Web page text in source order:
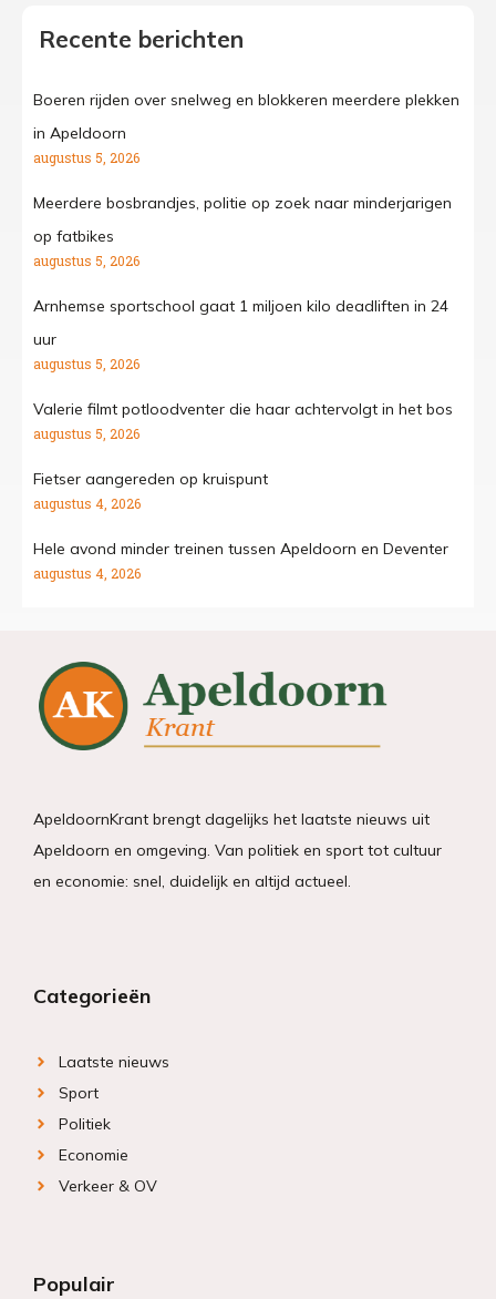
Recente berichten
Boeren rijden over snelweg en blokkeren meerdere plekken
in Apeldoorn
augustus 5, 2026
Meerdere bosbrandjes, politie op zoek naar minderjarigen
op fatbikes
augustus 5, 2026
Arnhemse sportschool gaat 1 miljoen kilo deadliften in 24
uur
augustus 5, 2026
Valerie filmt potloodventer die haar achtervolgt in het bos
augustus 5, 2026
Fietser aangereden op kruispunt
augustus 4, 2026
Hele avond minder treinen tussen Apeldoorn en Deventer
augustus 4, 2026
ApeldoornKrant brengt dagelijks het laatste nieuws uit
Apeldoorn en omgeving. Van politiek en sport tot cultuur
en economie: snel, duidelijk en altijd actueel.
Categorieën
Laatste nieuws
Sport
Politiek
Economie
Verkeer & OV
Populair